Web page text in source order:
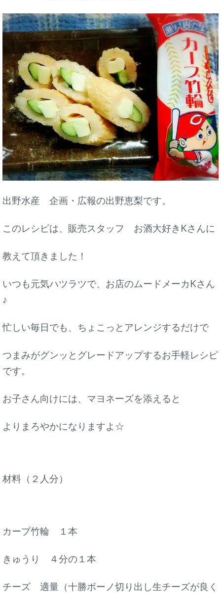
出野水産 企画・広報の出野恵梨です。
このレシピは、販売スタッフ お酒大好きKさんに
教えて頂きました！
いつも元気ハツラツで、お店のムードメーカKさん
♪
忙しい毎日でも、ちょこっとアレンジするだけで
つまみがグンッとグレードアップするお手軽レシピ
です。
お子さん向けには、マヨネーズを添えると
よりまろやかになりますよ☆
材料（２人分）
カープ竹輪 １本
きゅうり ４分の１本
チーズ 適量（十勝ボーノ切り出し生チーズが良く